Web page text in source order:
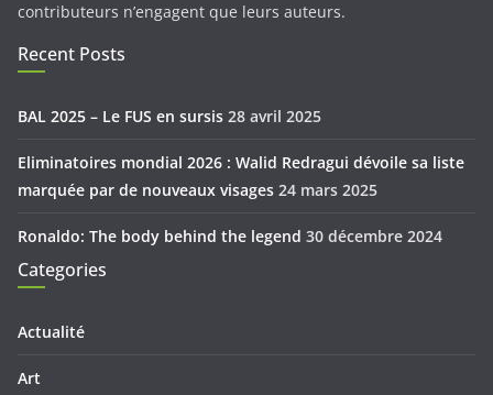
contributeurs n’engagent que leurs auteurs.
Recent Posts
BAL 2025 – Le FUS en sursis 28 avril 2025
Eliminatoires mondial 2026 : Walid Redragui dévoile sa liste
marquée par de nouveaux visages 24 mars 2025
Ronaldo: The body behind the legend 30 décembre 2024
Categories
Actualité
Art